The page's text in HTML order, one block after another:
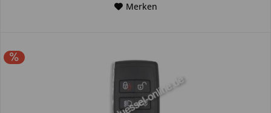
Merken